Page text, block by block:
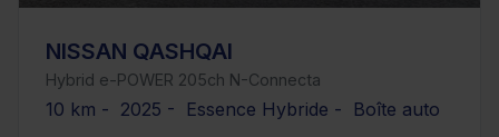
NISSAN QASHQAI
Hybrid e-POWER 205ch N-Connecta
10 km - 2025 - Essence Hybride - Boîte auto